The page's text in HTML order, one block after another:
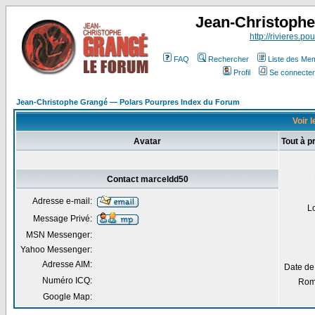
Jean-
http://
FAQ Rechercher
Liste des
Profil
Se
Jean-Christophe Grangé — Polars Pourpres Index du Forum
Voir
Avatar Tout à
Date
Contact marceldd50
Adresse e-mail:
Message Privé:
MSN Messenger:
Yahoo Messenger:
Adresse AIM:
Numéro ICQ:
Google Map: